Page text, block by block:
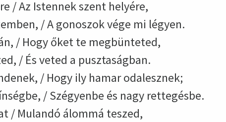
/ Az Istennek szent helyére,
/ A gonoszok vége mi légyen.
/ Hogy őket te megbünteted,
/ És veted a pusztaságban.
/ Hogy ily hamar odalesznek;
/ Szégyenbe és nagy rettegésbe.
/ Mulandó álommá teszed,